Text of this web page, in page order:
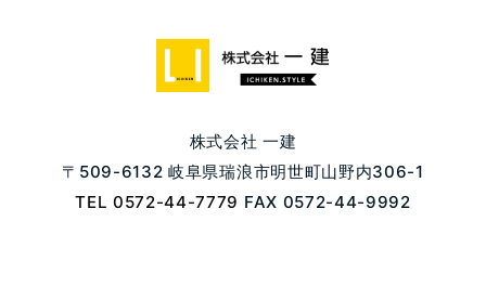
株式会社 一建
〒509-6132 岐阜県瑞浪市明世町山野内306-1
TEL 0572-44-7779 FAX 0572-44-9992